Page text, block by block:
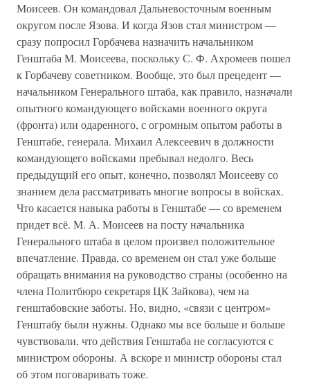
Моисеев. Он командовал Дальневосточным военным
округом после Язова. И когда Язов стал министром —
сразу попросил Горбачева назначить начальником
Генштаба М. Моисеева, поскольку С. Ф. Ахромеев пошел
к Горбачеву советником. Вообще, это был прецедент —
начальником Генерального штаба, как правило, назначали
опытного командующего войсками военного округа
(фронта) или одаренного, с огромным опытом работы в
Генштабе, генерала. Михаил Алексеевич в должности
командующего войсками пребывал недолго. Весь
предыдущий его опыт, конечно, позволял Моисееву со
знанием дела рассматривать многие вопросы в войсках.
Что касается навыка работы в Генштабе — со временем
придет всё. М. А. Моисеев на посту начальника
Генерального штаба в целом произвел положительное
впечатление. Правда, со временем он стал уже больше
обращать внимания на руководство страны (особенно на
члена Политбюро секретаря ЦК Зайкова), чем на
генштабовские заботы. Но, видно, «связи с центром»
Генштабу были нужны. Однако мы все больше и больше
чувствовали, что действия Генштаба не согласуются с
министром обороны. А вскоре и министр обороны стал
об этом поговаривать тоже.